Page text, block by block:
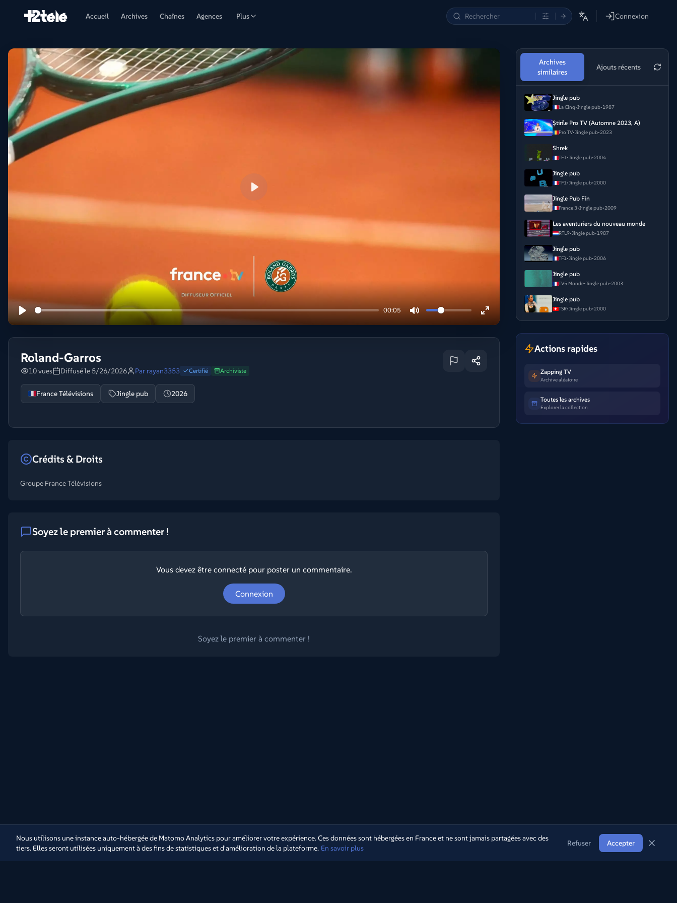
Accueil Archives Chaînes Agences Plus Connexion
00:05
Roland-Garros
10 vues Diffusé le 5/26/2026 Par rayan3353 Certifié Archiviste
France Télévisions Jingle pub 2026
Crédits & Droits
Groupe France Télévisions
Soyez le premier à commenter !
Vous devez être connecté pour poster un commentaire.
Connexion
Soyez le premier à commenter !
Archives
similaires
Ajouts récents
Jingle pub
La Cinq•Jingle pub•1987
Știrile Pro TV (Automne 2023, A)
Pro TV•Jingle pub•2023
Shrek
TF1•Jingle pub•2004
Jingle pub
TF1•Jingle pub•2000
Jingle Pub Fin
France 3•Jingle pub•2009
Les aventuriers du nouveau monde
RTL9•Jingle pub•1987
Jingle pub
TF1•Jingle pub•2006
Jingle pub
TV5 Monde•Jingle pub•2003
Jingle pub
TSR•Jingle pub•2000
Actions rapides
Zapping TV
Archive aléatoire
Toutes les archives
Explorer la collection
Nous utilisons une instance auto-hébergée de Matomo Analytics pour améliorer votre expérience. Ces données sont hébergées en France et ne sont jamais partagées avec des
tiers. Elles seront utilisées uniquement à des fins de statistiques et d'amélioration de la plateforme. En savoir plus
Refuser Accepter